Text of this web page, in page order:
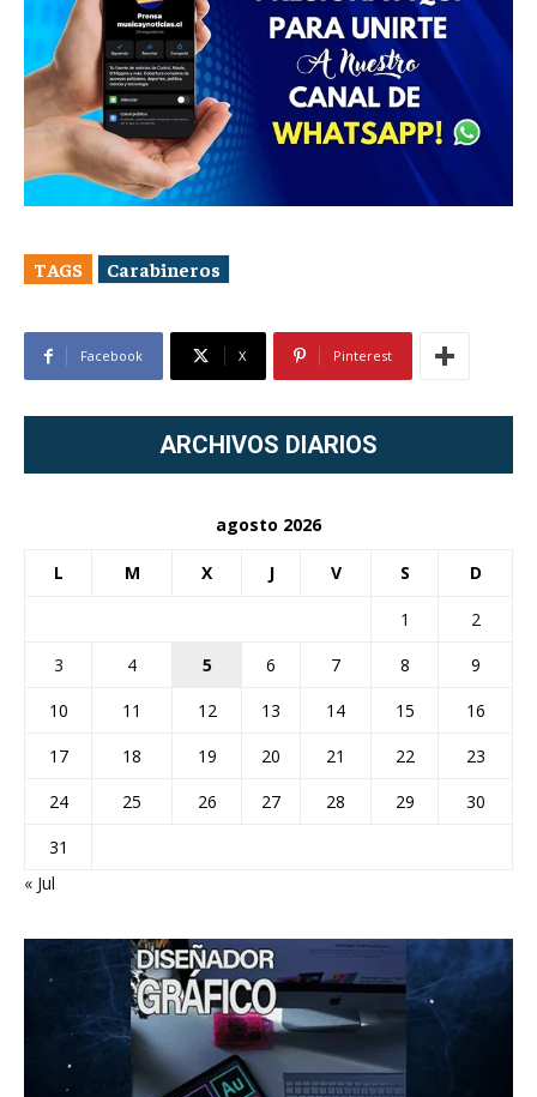
TAGS Carabineros
Facebook X Pinterest
ARCHIVOS DIARIOS
agosto 2026
L M X J V S D
1
2
3
4 5 6 7 8
9
10
11 12 13 14 15
16
17
18 19 20 21 22
23
24
25 26 27 28 29
30
31
« Jul